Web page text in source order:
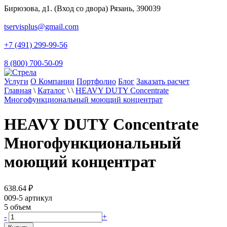
Бирюзова, д1. (Вход со двора) Рязань, 390039
tservisplus@gmail.com
+7 (491) 299-99-56
8 (800) 700-50-09
Услуги О Компании Портфолио Блог Заказать расчет
Главная \ Каталог \ \ HEAVY DUTY Concentrate
Многофункциональный моющий концентрат
HEAVY DUTY Concentrate
Многофункциональный
моющий концентрат
638.64 ₽
009-5 артикул
5 объем
-
+